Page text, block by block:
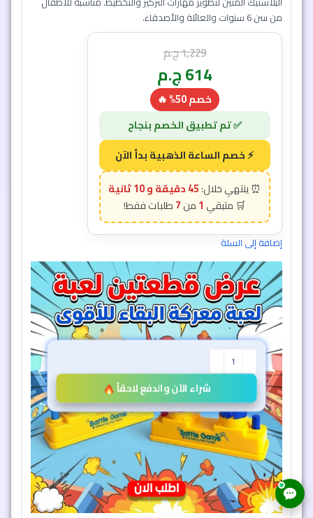
1,229ج.م
614ج.م
خصم 50% 🔥
45 دقيقة و 7 ثانية
1
7
شراء الآن والدفع لاحقاً